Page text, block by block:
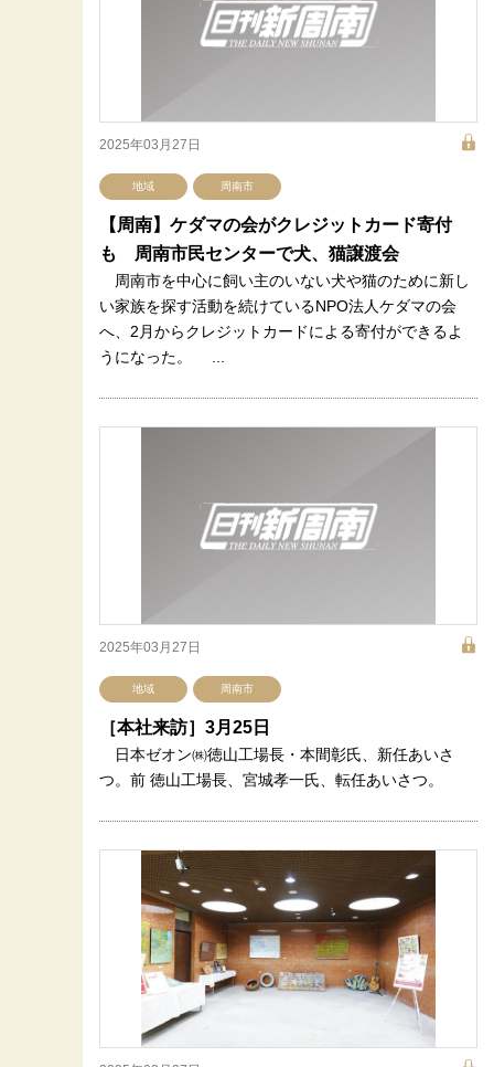
2025年03月27日
地域 周南市
【周南】ケダマの会がクレジットカード寄付
も 周南市民センターで犬、猫譲渡会
周南市を中心に飼い主のいない犬や猫のために新し
い家族を探す活動を続けているNPO法人ケダマの会
へ、2月からクレジットカードによる寄付ができるよ
うになった。 ...
2025年03月27日
地域 周南市
［本社来訪］3月25日
日本ゼオン㈱徳山工場長・本間彰氏、新任あいさ
つ。前 徳山工場長、宮城孝一氏、転任あいさつ。